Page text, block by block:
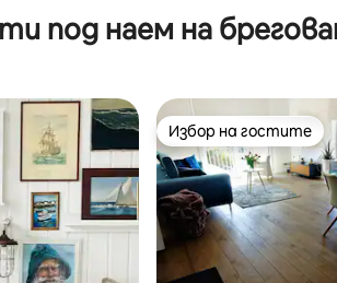
под наем на
Избор на гостите
Избор на гостите